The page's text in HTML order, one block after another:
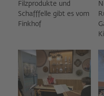
Filzprodukte und
Schafffelle gibt es vom
Finkhof